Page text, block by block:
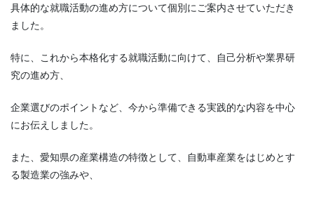
具体的な就職活動の進め方について個別にご案内させていただき
ました。
特に、これから本格化する就職活動に向けて、自己分析や業界研
究の進め方、
企業選びのポイントなど、今から準備できる実践的な内容を中心
にお伝えしました。
また、愛知県の産業構造の特徴として、自動車産業をはじめとす
る製造業の強みや、